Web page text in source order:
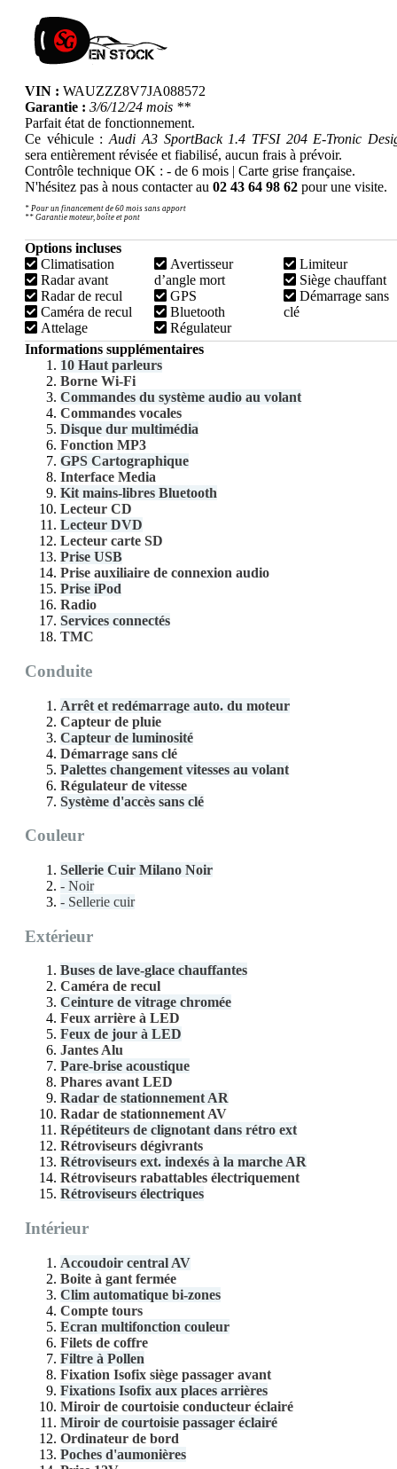
VIN : WAUZZZ8V7JA088572
Garantie : 3/6/12/24 mois **
Parfait état de fonctionnement.
Ce véhicule :Audi A3 SportBack 1.4 TFSI 204 E-Tronic
sera entièrement révisée et fiabilisé, aucun frais à prévoir.
Contrôle technique OK : - de 6 mois | Carte grise française.
N'hésitez pas à nous contacter au 02 43 64 98 62 pour une visite.
* Pour un financement de 60 mois sans apport
** Garantie moteur, boîte et pont
Options incluses
Climatisation
Radar avant
Radar de recul
Caméra de recul
Attelage
Avertisseur
d’angle mort
GPS
Bluetooth
Régulateur
Limiteur
Siège chauffant
Démarrage sans
clé
Informations supplémentaires
10 Haut parleurs
Borne Wi-Fi
Commandes du système audio au volant
Commandes vocales
Disque dur multimédia
Fonction MP3
GPS Cartographique
Interface Media
Kit mains-libres Bluetooth
Lecteur CD
Lecteur DVD
Lecteur carte SD
Prise USB
Prise auxiliaire de connexion audio
Prise iPod
Radio
Services connectés
TMC
Conduite
Arrêt et redémarrage auto. du moteur
Capteur de pluie
Capteur de luminosité
Démarrage sans clé
Palettes changement vitesses au volant
Régulateur de vitesse
Système d'accès sans clé
Couleur
Sellerie Cuir Milano Noir
- Noir
- Sellerie cuir
Extérieur
Buses de lave-glace chauffantes
Caméra de recul
Ceinture de vitrage chromée
Feux arrière à LED
Feux de jour à LED
Jantes Alu
Pare-brise acoustique
Phares avant LED
Radar de stationnement AR
Radar de stationnement AV
Répétiteurs de clignotant dans rétro ext
Rétroviseurs dégivrants
Rétroviseurs ext. indexés à la marche AR
Rétroviseurs rabattables électriquement
Rétroviseurs électriques
Intérieur
Accoudoir central AV
Boite à gant fermée
Clim automatique bi-zones
Compte tours
Ecran multifonction couleur
Filets de coffre
Filtre à Pollen
Fixation Isofix siège passager avant
Fixations Isofix aux places arrières
Miroir de courtoisie conducteur éclairé
Miroir de courtoisie passager éclairé
Ordinateur de bord
Poches d'aumonières